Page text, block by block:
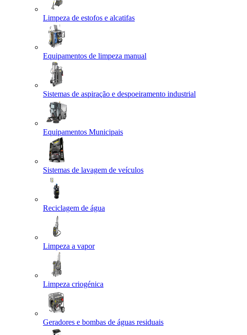
Limpeza de estofos e alcatifas
Equipamentos de limpeza manual
Sistemas de aspiração e despoeiramento industrial
Equipamentos Municipais
Sistemas de lavagem de veículos
Reciclagem de água
Limpeza a vapor
Limpeza criogénica
Geradores e bombas de águas residuais